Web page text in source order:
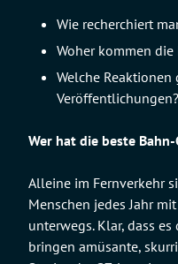
Wie recherchiert
Woher kommen
Welche
Veröffentlichungen?
Wer hat die beste Bahn-
Alleine im Fernverkehr
Menschen jedes Jahr
unterwegs. Klar, dass
bringen amüsante,